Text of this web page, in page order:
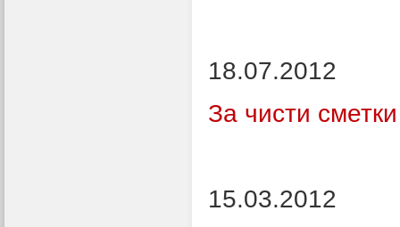
18.07.2012
За чисти
15.03.2012